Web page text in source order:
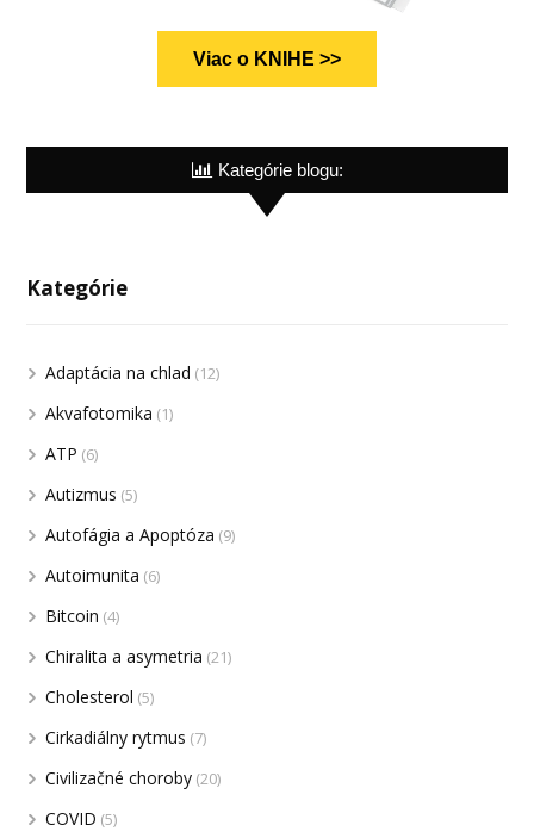
Viac o KNIHE >>
Kategórie blogu:
Kategórie
Adaptácia na chlad (12)
Akvafotomika (1)
ATP (6)
Autizmus (5)
Autofágia a Apoptóza (9)
Autoimunita (6)
Bitcoin (4)
Chiralita a asymetria (21)
Cholesterol (5)
Cirkadiálny rytmus (7)
Civilizačné choroby (20)
COVID (5)